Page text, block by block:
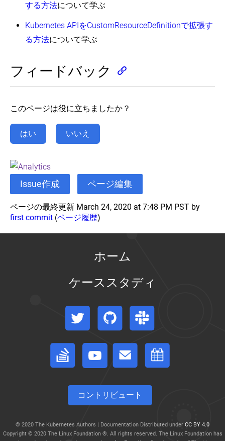
する方法について学ぶ
Kubernetes APIをCustomResourceDefinitionで拡張す
る方法について学ぶ
フィードバック
このページは役に立ちましたか？
はい いいえ
Issue作成 ページ編集
ページの最終更新 March 24, 2020 at 7:48 PM PST by
first commit (ページ履歴)
ホーム
ケーススタディ
Twitter GitHub Slack
Stack Overflow フォーラムイベントカレンダー
コントリビュート
© 2020 The Kubernetes Authors | Documentation Distributed under CC BY 4.0
Copyright © 2020 The Linux Foundation ®. All rights reserved. The Linux Foundation has